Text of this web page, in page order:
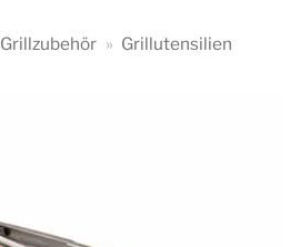
Grillzubehör » Grillutensilien